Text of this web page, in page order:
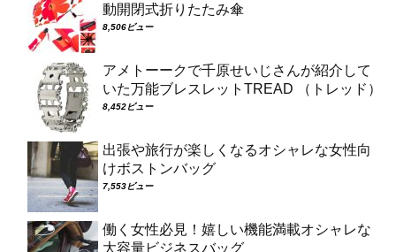
動開閉式折りたたみ傘
8,506ビュー
アメトーークで千原せいじさんが紹介して
いた万能ブレスレットTREAD （トレッド）
8,452ビュー
出張や旅行が楽しくなるオシャレな女性向
けボストンバッグ
7,553ビュー
働く女性必見！嬉しい機能満載オシャレな
大容量ビジネスバッグ